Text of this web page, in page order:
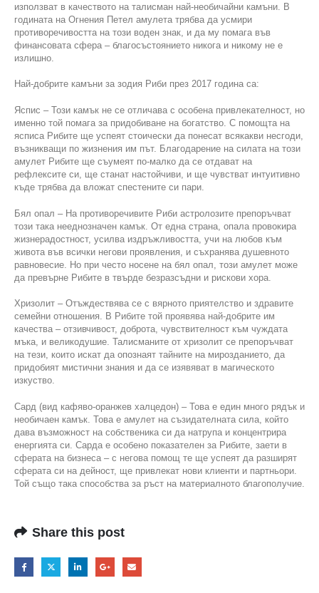
използват в качеството на талисман най-необичайни камъни. В
годината на Огнения Петел амулета трябва да усмири
противоречивостта на този воден знак, и да му помага във
финансовата сфера – благосъстоянието никога и никому не е
излишно.
Най-добрите камъни за зодия Риби през 2017 година са:
Яспис – Този камък не се отличава с особена привлекателност, но
именно той помага за придобиване на богатство. С помощта на
ясписа Рибите ще успеят стоически да понесат всякакви несгоди,
възникващи по жизнения им път. Благодарение на силата на този
амулет Рибите ще съумеят по-малко да се отдават на
рефлексите си, ще станат настойчиви, и ще чувстват интуитивно
къде трябва да вложат спестените си пари.
Бял опал – На противоречивите Риби астролозите препоръчват
този така нееднозначен камък. От една страна, опала провокира
жизнерадостност, усилва издръжливостта, учи на любов към
живота във всички негови проявления, и съхранява душевното
равновесие. Но при често носене на бял опал, този амулет може
да превърне Рибите в твърде безразсъдни и рискови хора.
Хризолит – Отъждествява се с вярното приятелство и здравите
семейни отношения. В Рибите той проявява най-добрите им
качества – отзивчивост, доброта, чувствителност към чуждата
мъка, и великодушие. Талисманите от хризолит се препоръчват
на тези, които искат да опознаят тайните на мирозданието, да
придобият мистични знания и да се изявяват в магическото
изкуство.
Сард (вид кафяво-оранжев халцедон) – Това е един много рядък и
необичаен камък. Това е амулет на съзидателната сила, който
дава възможност на собственика си да натрупа и концентрира
енергията си. Сарда е особено показателен за Рибите, заети в
сферата на бизнеса – с негова помощ те ще успеят да разширят
сферата си на дейност, ще привлекат нови клиенти и партньори.
Той също така способства за ръст на материалното благополучие.
Share this post